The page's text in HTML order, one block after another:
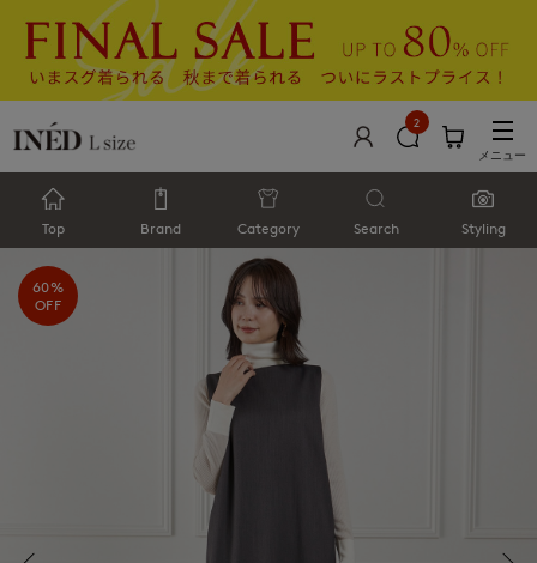
2
メニュー
Top Brand Category Search Styling
60%
OFF